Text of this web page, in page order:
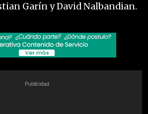
Garín y David Nalbandian.